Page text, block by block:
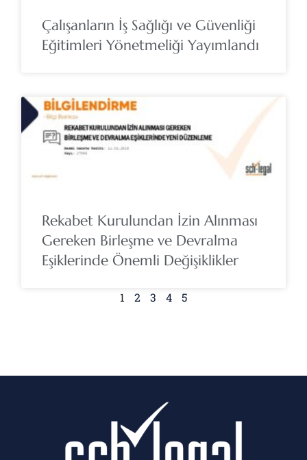
Çalışanların İş Sağlığı ve Güvenliği
Eğitimleri Yönetmeliği Yayımlandı
Rekabet Kurulundan İzin Alınması
Gereken Birleşme ve Devralma
Eşiklerinde Önemli Değişiklikler
1 2 3 4 5